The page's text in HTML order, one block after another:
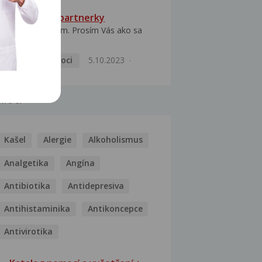
HPV typ 52 u partnerky
Dobrý deň prajem. Prosím Vás ako sa
Pohlavní nemoci
5.10.2023
Kašel Alergie Alkoholismus
Analgetika Angína
Antibiotika Antidepresiva
Antihistaminika Antikoncepce
Antivirotika